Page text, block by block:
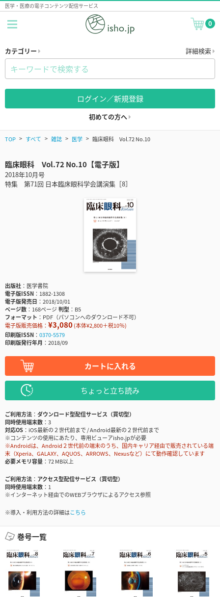
医学・医療の電子コンテンツ配信サービス
0
カテゴリー 詳細検索
ログイン／新規登録
初めての方へ
TOP すべて 雑誌 医学 臨床眼科 Vol.72 No.10
臨床眼科 Vol.72 No.10【電子版】
2018年10月号
特集 第71回 日本臨床眼科学会講演集［8］
出版社
医学書院
電子版ISSN
1882-1308
電子版発売日
2018/10/01
ページ数
168ページ判型
B5
フォーマット
PDF（パソコンへのダウンロード不可）
電子版販売価格： ¥3,080(本体¥2,800＋税10％)
印刷版ISSN
0370-5579
印刷版発行年月
2018/09
カートに入れる
ちょっと立ち読み
ご利用方法
ダウンロード型配信サービス（買切型）
同時使用端末数
3
対応OS
iOS最新の２世代前まで / Android最新の２世代前まで
※コンテンツの使用にあたり、専用ビューアisho.jpが必要
※Androidは、Android２世代前の端末のうち、国内キャリア経由で販売されている端
末（Xperia、GALAXY、AQUOS、ARROWS、Nexusなど）にて動作確認しています
必要メモリ容量
72 MB以上
ご利用方法
アクセス型配信サービス（買切型）
同時使用端末数
1
※インターネット経由でのWEBブラウザによるアクセス参照
※導入・利用方法の詳細はこちら
巻号一覧